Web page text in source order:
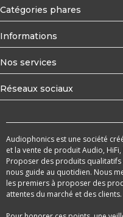
Catégories phares
Informations
Nos services
Réseaux sociaux
Audiophonics est une société
et la vente de produit Audio,
Proposer des produits
nous guide au quotidien. Nous
les premiers à proposer des
attentes du marché et des clients.